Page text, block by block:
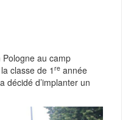
au camp
classe de 1 re année
décidé d’implanter un